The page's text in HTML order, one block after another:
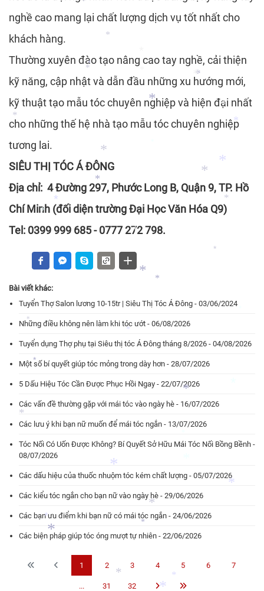
*
*
*
*
*
*
*
*
*
*
*
*
*
*
*
*
*
*
*
*
*
*
*
*
*
*
nghề cao mang lại chất lượng dịch vụ tốt nhất cho
khách hàng.
Thường xuyên đào tạo nâng cao tay nghề, cải thiện
kỹ năng, cập nhật và dẫn đầu những xu hướng mới,
kỹ thuật tạo mẫu tóc chuyên nghiệp và hiện đại nhất
cho những thế hệ nhà tạo mẫu tóc chuyên nghiệp
tương lai.
SIÊU THỊ TÓC Á ĐÔNG
Địa chỉ: 4 Đường 297, Phước Long B, Quận 9, TP. Hồ
Chí Minh (đối diện trường Đại Học Văn Hóa Q9)
Tel: 0399 999 685 - 0777 272 798.
Bài viết khác:
Tuyển Thợ Salon lương 10-15tr | Siêu Thị Tóc Á Đông - 03/06/2024
Những điều không nên làm khi tóc ướt - 06/08/2026
Tuyển dụng Thợ phụ tại Siêu thị tóc Á Đông tháng 8/2026 - 04/08/2026
Một số bí quyết giúp tóc mỏng trong dày hơn - 28/07/2026
5 Dấu Hiệu Tóc Cần Được Phục Hồi Ngay - 22/07/2026
Các vấn đề thường gặp với mái tóc vào ngày hè - 16/07/2026
Các lưu ý khi bạn nữ muốn để mái tóc ngắn - 13/07/2026
Tóc Nối Có Uốn Được Không? Bí Quyết Sở Hữu Mái Tóc Nối Bồng Bềnh -
08/07/2026
Các dấu hiệu của thuốc nhuộm tóc kém chất lượng - 05/07/2026
Các kiểu tóc ngắn cho bạn nữ vào ngày hè - 29/06/2026
Các bạn ưu điểm khi bạn nữ có mái tóc ngắn - 24/06/2026
Các biện pháp giúp tóc óng mượt tự nhiên - 22/06/2026
1 2 3 4 5 6 7
... 31 32